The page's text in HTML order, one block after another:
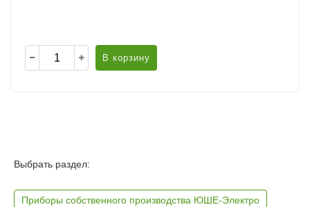
В корзину
Выбрать раздел:
Приборы собственного производства ЮШЕ-Электро